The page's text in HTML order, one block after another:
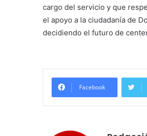
cargo del servicio y que
el apoyo a la ciudadanía de
decidiendo el futuro de
Facebook